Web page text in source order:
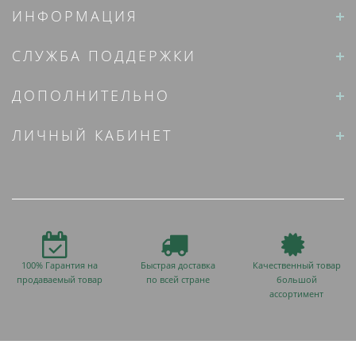
ИНФОРМАЦИЯ
СЛУЖБА ПОДДЕРЖКИ
ДОПОЛНИТЕЛЬНО
ЛИЧНЫЙ КАБИНЕТ
100% Гарантия на
продаваемый товар
Быстрая доставка
по всей стране
Качественный товар
большой
ассортимент